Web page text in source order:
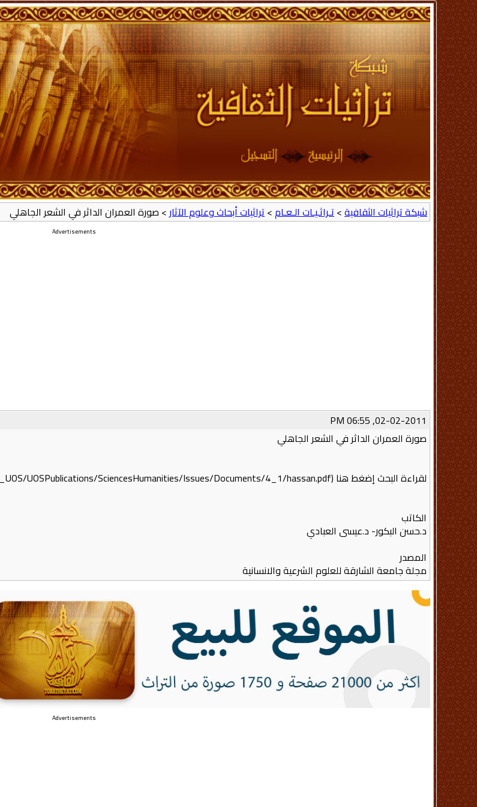
شبكة تراثيات الثقافية>تـراثـيـات الـعـام>تراثيات أبحاث وعلوم الآثار > صورة العمران الداثر في الشعر الجاهلي
Advertisements
02-02-2011, 06:55 PM
صورة العمران الداثر في الشعر الجاهلي
لقراءة البحث إضغط هنا (http://www.sharjah.ac.ae/Arabic/About_UOS/UOSPublications/SciencesHumanities/Issues/Documents/4_1/hassan.pdf)
الكاتب
د.حسن البكور- د.عيسى العبادي
المصدر
مجلة جامعة الشارقة للعلوم الشرعية والانسانية
Advertisements